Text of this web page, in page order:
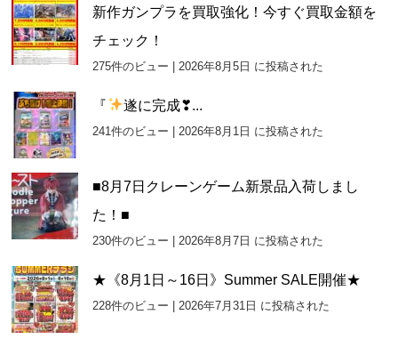
新作ガンプラを買取強化！今すぐ買取金額を
チェック！
275件のビュー 2026年8月5日 に投稿された
『 遂に完成❣...
241件のビュー 2026年8月1日 に投稿された
■8月7日クレーンゲーム新景品入荷しまし
た！■
230件のビュー 2026年8月7日 に投稿された
★《8月1日～16日》Summer SALE開催★
228件のビュー 2026年7月31日 に投稿された